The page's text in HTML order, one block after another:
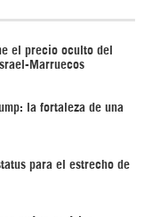
el precio oculto del
Marruecos
la fortaleza de una
para el estrecho de